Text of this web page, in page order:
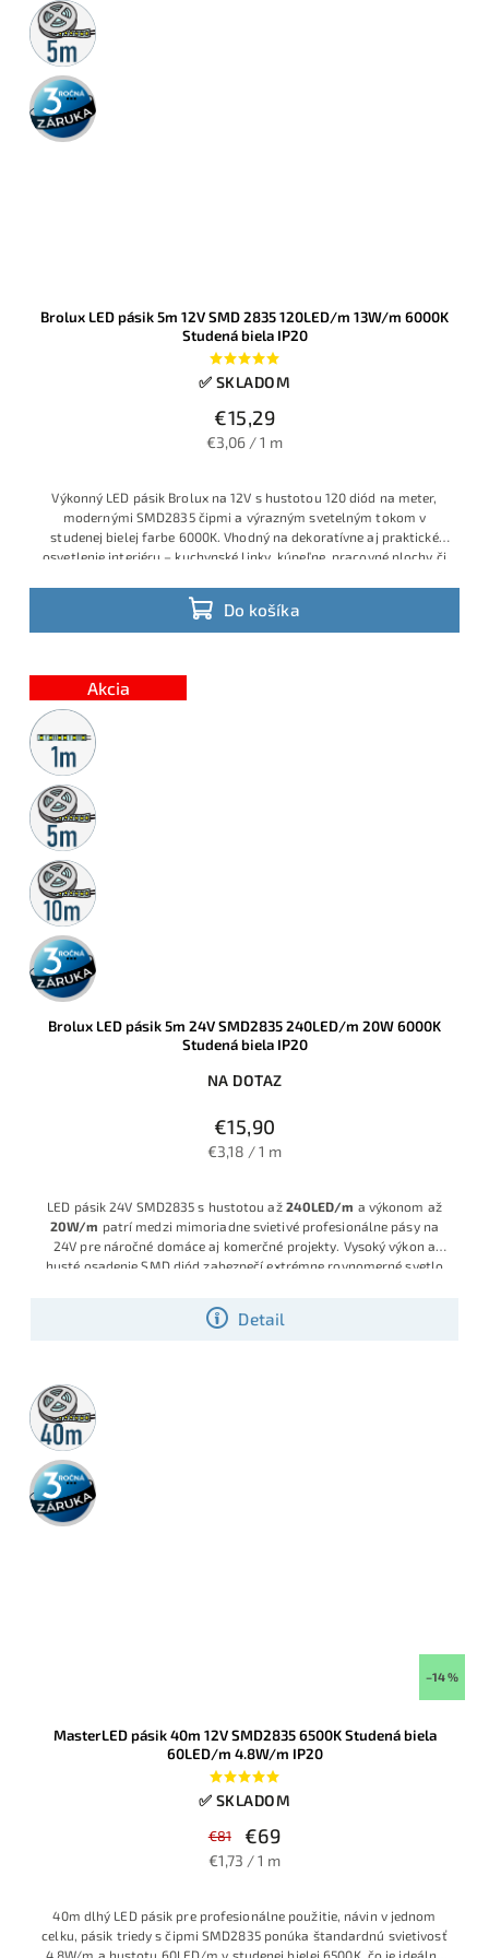
5m
rolka
3 roky
záruka
Brolux LED pásik 5m 12V SMD 2835 120LED/m 13W/m 6000K
Studená biela IP20
✅ SKLADOM
€15,29
€3,06 / 1 m
Do košíka
Výkonný LED pásik Brolux na 12V s hustotou 120 diód na meter,
modernými SMD2835 čipmi a výrazným svetelným tokom v
studenej bielej farbe 6000K. Vhodný na dekoratívne aj praktické
osvetlenie interiéru – kuchynské linky, kúpeľne, pracovné plochy či
Akcia
Metrážny
predaj
5m
rolka
10m
rolka
3 roky
záruka
Brolux LED pásik 5m 24V SMD2835 240LED/m 20W 6000K
Studená biela IP20
NA DOTAZ
€15,90
€3,18 / 1 m
Detail
LED pásik 24V SMD2835 s hustotou až 240LED/m a výkonom až
20W/m patrí medzi mimoriadne svietivé profesionálne pásy na
24V pre náročné domáce aj komerčné projekty. Vysoký výkon a
husté osadenie SMD diód zabezpečí extrémne rovnomerné svetlo
pracovných plôch, kuchynských liniek, vitrín či dizajnových línií.
Robustný PCB podklad s veľkým množstvom medi zlepšuje
umožní presne prispôsobiť dĺžku pásika konkrétnemu projektu bez
plytvania materiálom. Jasná Studená biela farba pre zvýraznenie
priestoru si nájde uplatnenie všade kde sa očakáva silné svetlo s
40m
rolka
3 roky
záruka
–14 %
MasterLED pásik 40m 12V SMD2835 6500K Studená biela
60LED/m 4.8W/m IP20
✅ SKLADOM
€81 €69
€1,73 / 1 m
40m dlhý LED pásik pre profesionálne použitie, návin v jednom
celku, pásik triedy s čipmi SMD2835 ponúka štandardnú svietivosť
4,8W/m a hustotu 60LED/m v studenej bielej 6500K, čo je ideálne